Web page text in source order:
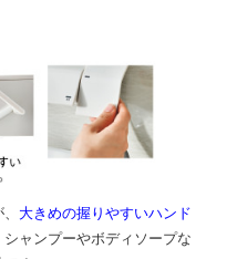
大きめの握りやすいハンド
シャンプーやボディソープな